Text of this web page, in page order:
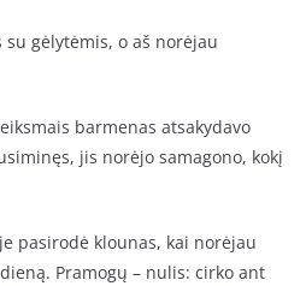
gėlytėmis, o aš norėjau
barmenas atsakydavo
jis norėjo samagono, kokį
pasirodė klounas, kai norėjau
Pramogų – nulis: cirko ant